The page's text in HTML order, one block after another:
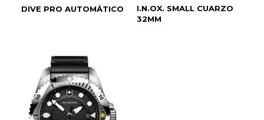
DIVE PRO AUTOMÁTICO
I.N.OX. SMALL CUARZO
32MM